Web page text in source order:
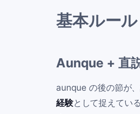
基本ルー
Aunque + 直
aunque の後の節が
経験として捉えてい